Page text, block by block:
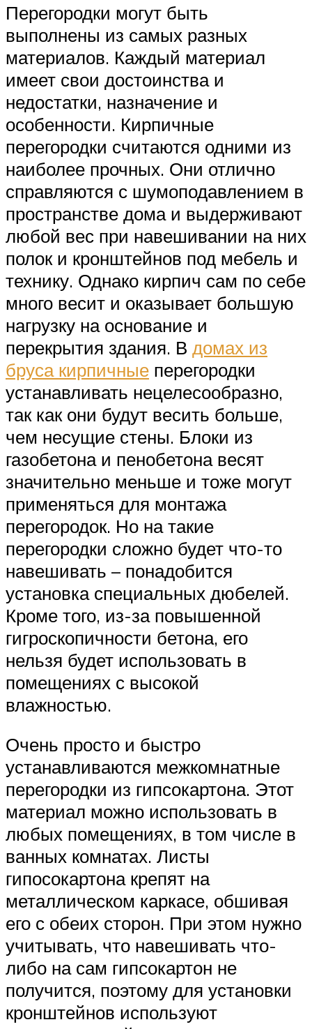
Перегородки могут быть
выполнены из самых разных
материалов. Каждый материал
имеет свои достоинства и
недостатки, назначение и
особенности. Кирпичные
перегородки считаются одними из
наиболее прочных. Они отлично
справляются с шумоподавлением в
пространстве дома и выдерживают
любой вес при навешивании на них
полок и кронштейнов под мебель и
технику. Однако кирпич сам по себе
много весит и оказывает большую
нагрузку на основание и
перекрытия здания. В домах из
бруса кирпичные перегородки
устанавливать нецелесообразно,
так как они будут весить больше,
чем несущие стены. Блоки из
газобетона и пенобетона весят
значительно меньше и тоже могут
применяться для монтажа
перегородок. Но на такие
перегородки сложно будет что-то
навешивать – понадобится
установка специальных дюбелей.
Кроме того, из-за повышенной
гигроскопичности бетона, его
нельзя будет использовать в
помещениях с высокой
влажностью.
Очень просто и быстро
устанавливаются межкомнатные
перегородки из гипсокартона. Этот
материал можно использовать в
любых помещениях, в том числе в
ванных комнатах. Листы
гипосокартона крепят на
металлическом каркасе, обшивая
его с обеих сторон. При этом нужно
учитывать, что навешивать что-
либо на сам гипсокартон не
получится, поэтому для установки
кронштейнов используют